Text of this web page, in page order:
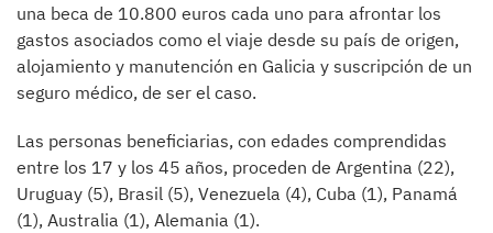
una beca de 10.800 euros cada uno para afrontar los
gastos asociados como el viaje desde su país de origen,
alojamiento y manutención en Galicia y suscripción de un
seguro médico, de ser el caso.
Las personas beneficiarias, con edades comprendidas
entre los 17 y los 45 años, proceden de Argentina (22),
Uruguay (5), Brasil (5), Venezuela (4), Cuba (1), Panamá
(1), Australia (1), Alemania (1).